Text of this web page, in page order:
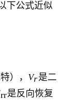
下公式近似
）， Vr是二
rr是反向恢复